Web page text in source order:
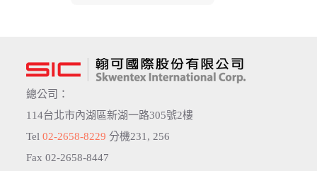
總公司：
114台北市內湖區新湖一路305號2樓
Tel 02-2658-8229 分機231, 256
Fax 02-2658-8447